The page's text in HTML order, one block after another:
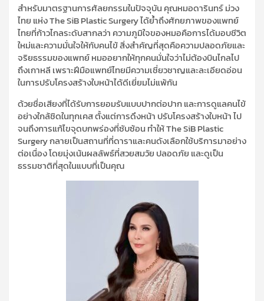
สำหรับมาตรฐานการศัลยกรรมในปัจจุบัน คุณหมอดารินทร์ ม่วง
ไทย แห่ง The SiB Plastic Surgery ได้ย้ำถึงศักยภาพของแพทย์
ไทยที่ก้าวไกลระดับสากลว่า ความภูมิใจของหมอคือการได้มอบชีวิต
ใหม่และความมั่นใจให้กับคนไข้ สิ่งสำคัญที่สุดคือความปลอดภัยและ
จริยธรรมของแพทย์ หมออยากให้ทุกคนมั่นใจว่าไม่ต้องบินไกลไป
ถึงเกาหลี เพราะฝีมือแพทย์ไทยมีความเชี่ยวชาญและละเอียดอ่อน
ในการปรับโครงสร้างใบหน้าได้ดีเยี่ยมไม่แพ้กัน
ด้วยชื่อเสียงที่ได้รับการยอมรับแบบปากต่อปาก และการดูแลคนไข้
อย่างใกล้ชิดในทุกเคส ตั้งแต่การดึงหน้า ปรับโครงสร้างใบหน้า ไป
จนถึงการแก้ไขจุดบกพร่องที่ซับซ้อน ทำให้ The SiB Plastic
Surgery กลายเป็นสถานที่ที่ดาราและคนดังเลือกใช้บริการมาอย่าง
ต่อเนื่อง โดยมุ่งเน้นผลลัพธ์ที่สวยสมวัย ปลอดภัย และดูเป็น
ธรรมชาติที่สุดในแบบที่เป็นคุณ